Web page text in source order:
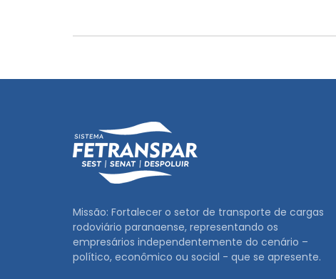
Missão: Fortalecer o setor de transporte de cargas
rodoviário paranaense, representando os
empresários independentemente do cenário –
político, econômico ou social - que se apresente.